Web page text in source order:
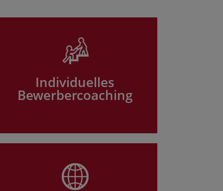
Individuelles
Bewerbercoaching